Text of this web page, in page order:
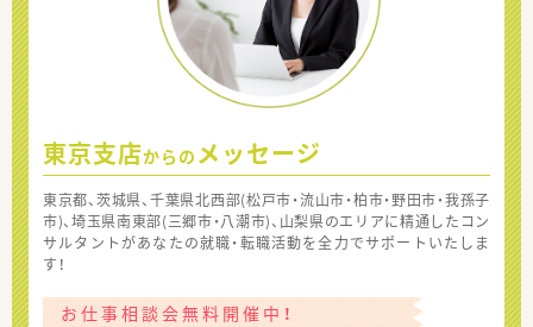
東京支店からの メッセージ
東京都、茨城県、千葉県北西部(松戸市・流山市・柏市・野田市・我孫子
市)、埼玉県南東部(三郷市・八潮市)、山梨県のエリアに精通したコン
サルタントがあなたの就職・転職活動を全力でサポートいたしま
す！
お仕事相談会無料開催中！